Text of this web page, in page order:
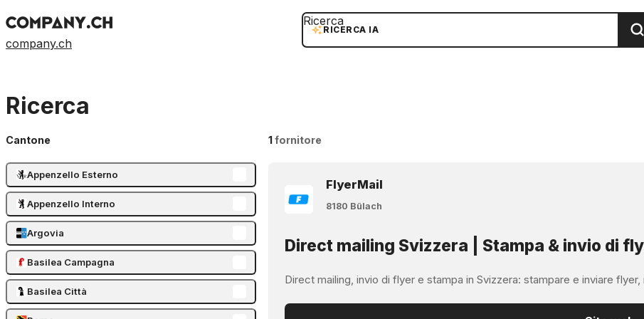
company.ch
RICERCA IA
Ricerca
Ricerca
Cantone
Appenzello Esterno
Appenzello Interno
Argovia
Basilea Campagna
Basilea Città
1fornitore
FlyerMail
8180 Bülach
Direct mailing Svizzera | Stampa & invio di
Direct mailing, invio di flyer e stampa in Svizzera: stampare e inviare